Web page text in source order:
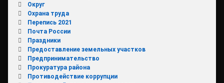
Округ
Охрана труда
Перепись 2021
Почта России
Праздники
Предоставление земельных участков
Предпринимательство
Прокуратура района
Противодействие коррупции